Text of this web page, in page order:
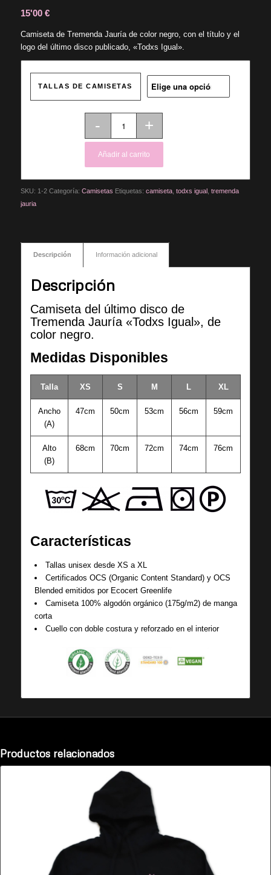
15'00 €
Camiseta de Tremenda Jauría de color negro, con el título y el
logo del último disco publicado, «Todxs Igual».
TALLAS DE CAMISETAS
Añadir al carrito
SKU: 1-2 Categoría: Camisetas Etiquetas: camiseta, todxs igual, tremenda
jauria
Descripción Información adicional
Descripción
Camiseta del último disco de
Tremenda Jauría «Todxs Igual», de
color negro.
Medidas Disponibles
Talla XS S M L XL
Ancho
(A)
47cm 50cm 53cm 56cm 59cm
Alto
(B)
68cm 70cm 72cm 74cm 76cm
Características
Tallas unisex desde XS a XL
Certificados OCS (Organic Content Standard) y OCS
Blended emitidos por Ecocert Greenlife
Camiseta 100% algodón orgánico (175g/m2) de manga
corta
Cuello con doble costura y reforzado en el interior
Productos relacionados